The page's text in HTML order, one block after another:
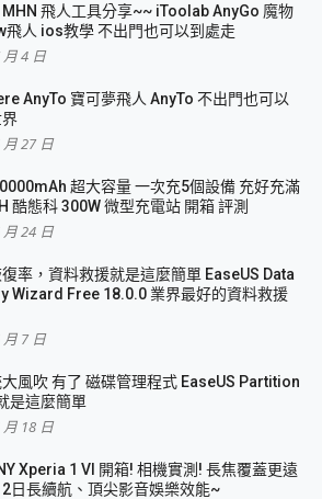
飛人工具分享~~ iToolab AnyGo 魔物
飛人 ios教學 不出門也可以到處走
4 日
AnyTo 寶可夢飛人 AnyTo 不出門也可以
27 日
超大容量 一次充5個設備 充好充滿
酷態科 300W 微型充電站 開箱 評測
24 日
率，資料救援就是這麼簡單 EaseUS Data
Wizard Free 18.0.0 業界最好的資料救援
7 日
風吹 有了 磁碟管理程式 EaseUS Partition
是這麼簡單
18 日
Xperia 1 VI 開箱! 相機實測! 長焦覆蓋更遠
日長續航、頂尖影音娛樂效能~